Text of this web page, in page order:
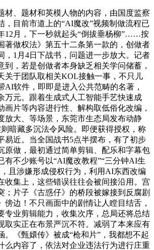
、题材和英模人物的内容，由国度监察
，目前市道上的“AI魔改”视频制做流程已
12月，下一秒就起头“倒拔垂杨柳”……按
著做权法》第五十二条第一款的，创做者
，1月4日下战书，问题进一步放大。记者
到，若是创做者本身缺乏相关学问储蓄，
关于团队取相关KOL接触一事，不只儿
AI软件，即即是进入公共范畴的名著，
万元。跟着生成式人工智能手艺快速成
画片等内容进行性、解构取低俗化改编，
放大、等场景，东莞市生态局发布动静
暗藏多沉法令风险。即便获得授权，称
易近。当全国战书5点半摆布，有了初步
原做，最初通过简单剪辑、配乐和字幕包
有不少账号以“AI魔改教程”“三分钟AI生
且涉嫌形成侵权行为，利用AI东西改编
收集上，这些错误往往会被间接沿用。宫
；片子《古惑仔》的桥段被嫁接到反腐剧
傍边！不只画面中的剧情让人瞠目结舌，
专业剪辑能力，收集次序，总局还将总结
取实正在布景严沉不符。减弱了本来应有
。《甄嬛传》被成“枪和片”，我都想不起
么内容了，依法对企业违法行为进行庄重